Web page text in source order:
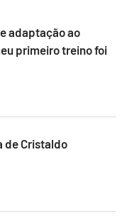
adaptação ao
primeiro treino foi
de Cristaldo